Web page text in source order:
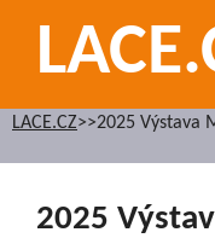
obsah
LACE.CZ>>2025 Výstava
2025